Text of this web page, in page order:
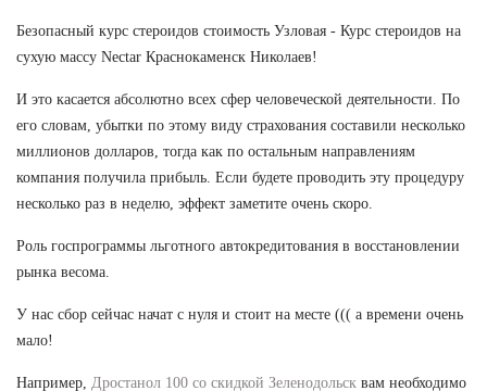
Безопасный курс стероидов стоимость Узловая - Курс стероидов на
сухую массу Nectar Краснокаменск Николаев!
И это касается абсолютно всех сфер человеческой деятельности. По
его словам, убытки по этому виду страхования составили несколько
миллионов долларов, тогда как по остальным направлениям
компания получила прибыль. Если будете проводить эту процедуру
несколько раз в неделю, эффект заметите очень скоро.
Роль госпрограммы льготного автокредитования в восстановлении
рынка весома.
У нас сбор сейчас начат с нуля и стоит на месте ((( а времени очень
мало!
Например, Дростанол 100 со скидкой Зеленодольск вам необходимо